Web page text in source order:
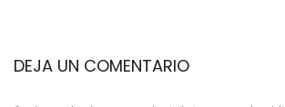
DEJA UN COMENTARIO